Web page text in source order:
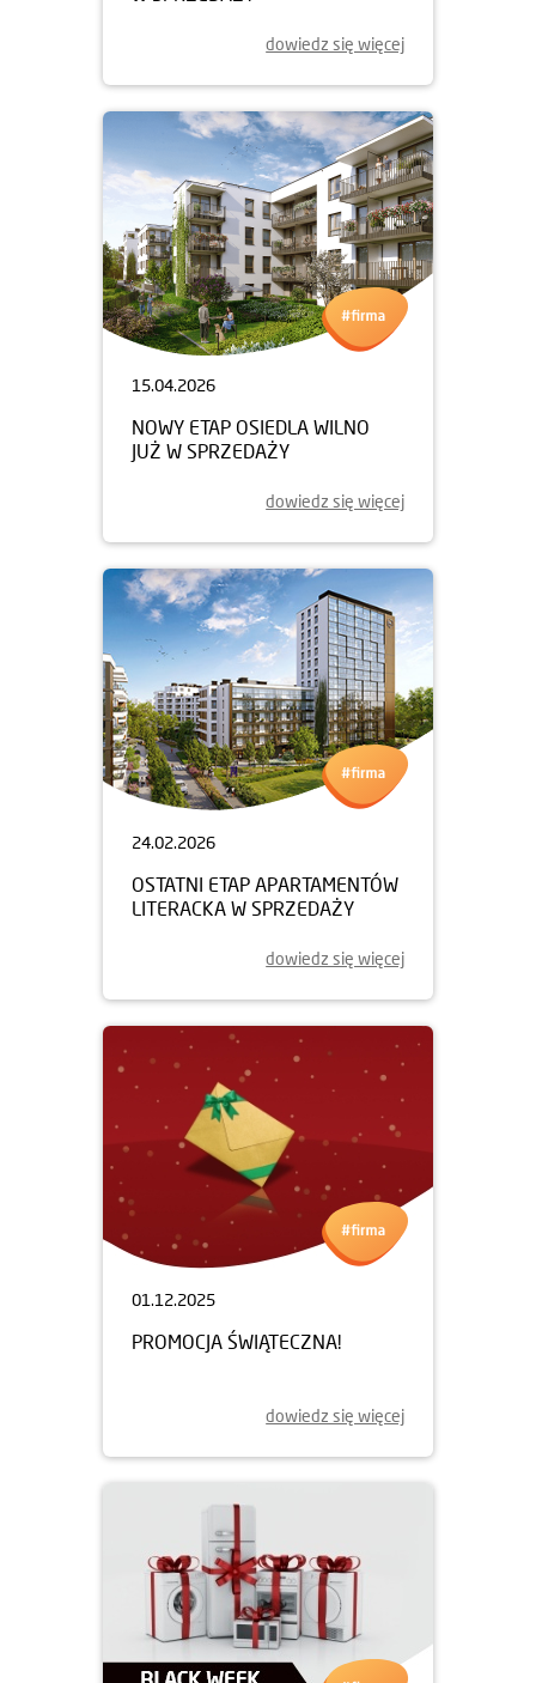
dowiedz się więcej
15.04.2026
NOWY ETAP OSIEDLA WILNO
JUŻ W SPRZEDAŻY
dowiedz się więcej
24.02.2026
OSTATNI ETAP APARTAMENTÓW
LITERACKA W SPRZEDAŻY
dowiedz się więcej
01.12.2025
PROMOCJA ŚWIĄTECZNA!
dowiedz się więcej